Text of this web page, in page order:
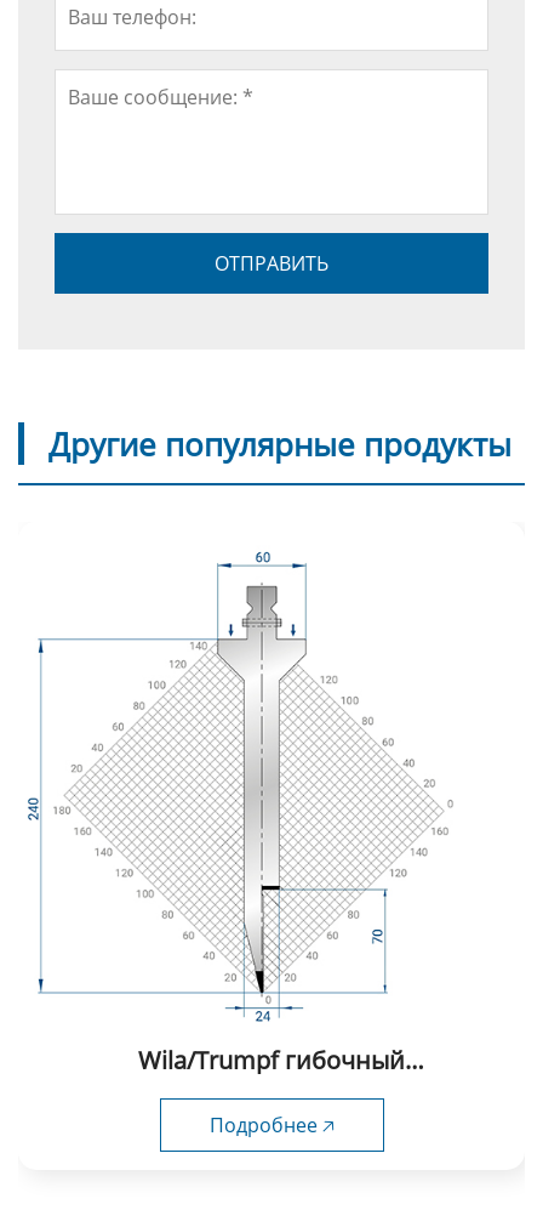
Другие популярные продукты
Wila/Trumpf гибочный
Подробнее 🡥